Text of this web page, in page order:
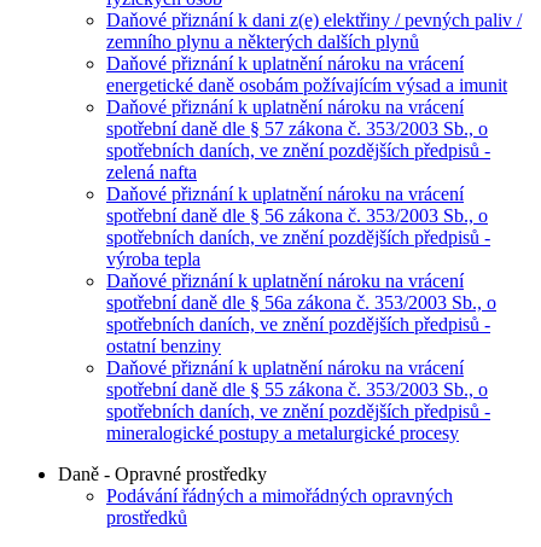
Daňové přiznání k dani z(e) elektřiny / pevných paliv /
zemního plynu a některých dalších plynů
Daňové přiznání k uplatnění nároku na vrácení
energetické daně osobám požívajícím výsad a imunit
Daňové přiznání k uplatnění nároku na vrácení
spotřební daně dle § 57 zákona č. 353/2003 Sb., o
spotřebních daních, ve znění pozdějších předpisů -
zelená nafta
Daňové přiznání k uplatnění nároku na vrácení
spotřební daně dle § 56 zákona č. 353/2003 Sb., o
spotřebních daních, ve znění pozdějších předpisů -
výroba tepla
Daňové přiznání k uplatnění nároku na vrácení
spotřební daně dle § 56a zákona č. 353/2003 Sb., o
spotřebních daních, ve znění pozdějších předpisů -
ostatní benziny
Daňové přiznání k uplatnění nároku na vrácení
spotřební daně dle § 55 zákona č. 353/2003 Sb., o
spotřebních daních, ve znění pozdějších předpisů -
mineralogické postupy a metalurgické procesy
Daně - Opravné prostředky
Podávání řádných a mimořádných opravných
prostředků